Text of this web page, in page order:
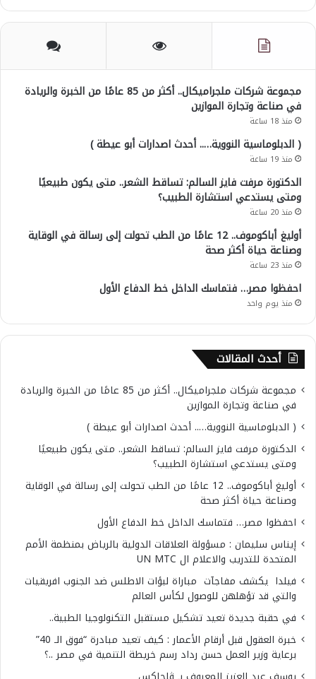
مجموعة شركات ملجراميكال.. أكثر من 85 عامًا من الخبرة والريادة
في صناعة وتجارة الموازين
منذ 18 ساعة
( الدبلوماسية النووية….. أحدث اصدارات أبو عيطة )
منذ 19 ساعة
الدكتورة مرفت فايز السالم: تساقط الشعر.. متى يكون طبيعيًا
ومتى يستدعي استشارة الطبيب؟
منذ 20 ساعة
أوليغ أباكوموف.. 12 عامًا من الطب تحولت إلى رسالة في الوقاية
وصناعة حياة أكثر صحة
منذ 23 ساعة
احفظوا مصر… فتماسك الداخل خط الدفاع الأول
منذ يوم واحد
أحدث المقالات
مجموعة شركات ملجراميكال.. أكثر من 85 عامًا من الخبرة والريادة
في صناعة وتجارة الموازين
( الدبلوماسية النووية….. أحدث اصدارات أبو عيطة )
الدكتورة مرفت فايز السالم: تساقط الشعر.. متى يكون طبيعيًا
ومتى يستدعي استشارة الطبيب؟
أوليغ أباكوموف.. 12 عامًا من الطب تحولت إلى رسالة في الوقاية
وصناعة حياة أكثر صحة
احفظوا مصر… فتماسك الداخل خط الدفاع الأول
إيناس سليمان : مسؤولة العلاقات الدولية بالرياض بمنظمة الأمم
المتحدة للتدريب والاعلام ال UN MTC
فيلدا يكشف مفاجآت مباراة لبؤات الاطلس ضد الجنوب افريقيات
والتي قد تؤهلهن للوصول لكأس العالم
في حقبة جديدة تعيد تشكيل مستقبل التكنولوجيا الطبية..
خبرة العقول قبل أرقام الأعمار : كيف تعيد مبادرة “فوق الـ 40”
برعاية وزير العمل حسن رداد رسم خريطة التنمية في مصر ..؟